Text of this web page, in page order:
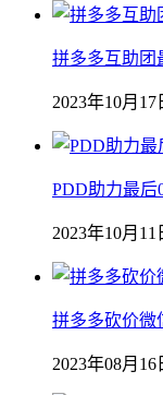
拼多多互助团
2023年10月17
PDD助力最后
2023年10月11
拼多多砍价微
2023年08月16